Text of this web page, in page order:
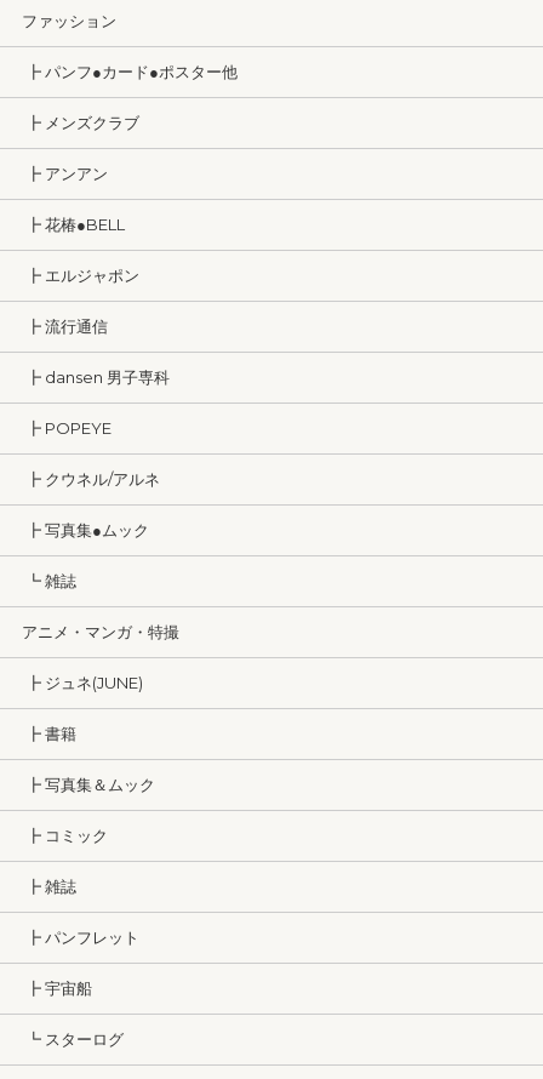
ファッション
┣ パンフ●カード●ポスター他
┣ メンズクラブ
┣ アンアン
┣ 花椿●BELL
┣ エルジャポン
┣ 流行通信
┣ dansen 男子専科
┣ POPEYE
┣ クウネル/アルネ
┣ 写真集●ムック
┗ 雑誌
アニメ・マンガ・特撮
┣ ジュネ(JUNE)
┣ 書籍
┣ 写真集＆ムック
┣ コミック
┣ 雑誌
┣ パンフレット
┣ 宇宙船
┗ スターログ